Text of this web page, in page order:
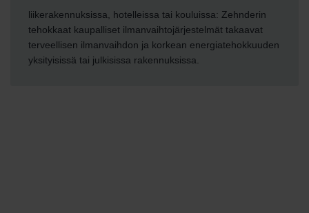
liikerakennuksissa, hotelleissa tai kouluissa: Zehnderin
tehokkaat kaupalliset ilmanvaihtojärjestelmät takaavat
terveellisen ilmanvaihdon ja korkean energiatehokkuuden
yksityisissä tai julkisissa rakennuksissa.